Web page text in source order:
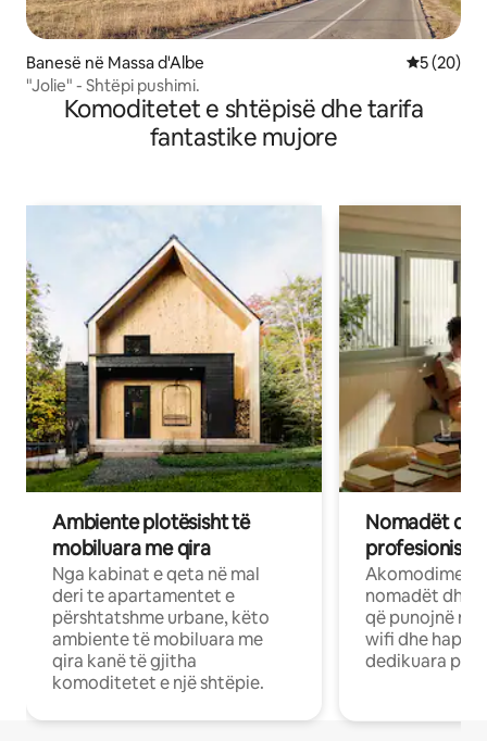
Banesë në Massa d'Albe Vlerësimi
5 (20)
"Jolie" - Shtëpi pushimi.
Komoditetet e shtëpisë dhe tarifa
fantastike mujore
Ambiente plotësisht të
mobiluara me qira
Nga kabinat e qeta në mal
deri te apartamentet e
përshtatshme urbane, këto
ambiente të mobiluara me
qira kanë të gjitha
komoditetet e një shtëpie.
Nomadët
Akomodime
nomadët dhe
që punojnë në
wifi dhe
dedikuara